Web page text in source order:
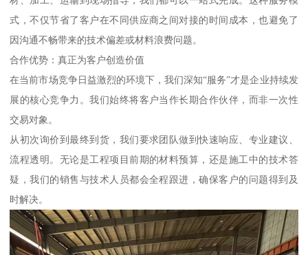
式，不仅节省了客户在不同供应商之间对接的时间成本，也避免了
因沟通不畅带来的技术偏差或材料浪费问题。
合作优势：真正为客户创造价值
在当前市场竞争日益激烈的环境下，我们深知“服务”才是企业持续发
展的核心竞争力。我们始终将客户当作长期合作伙伴，而非一次性
交易对象。
从初次询价到最终到货，我们要求团队做到快速响应、专业建议、
流程透明。无论是工程项目前期的材料预算，还是施工中的技术答
疑，我们的销售与技术人员都会全程跟进，确保客户的问题得到及
时解决。